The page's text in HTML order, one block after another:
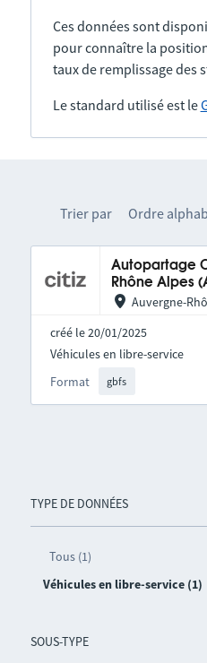
Ces données sont
pour connaître la
taux de remplissage des
Le standard utilisé est le
TYPE DE DONNÉES
Tous (1)
Véhicules en libre-service (1)
SOUS-TYPE
Trier par Ordre
Autopartage
Rhône Alpes
Auvergne-
créé le 20/01/2025
Format gbfs
Véhicules en libre-service